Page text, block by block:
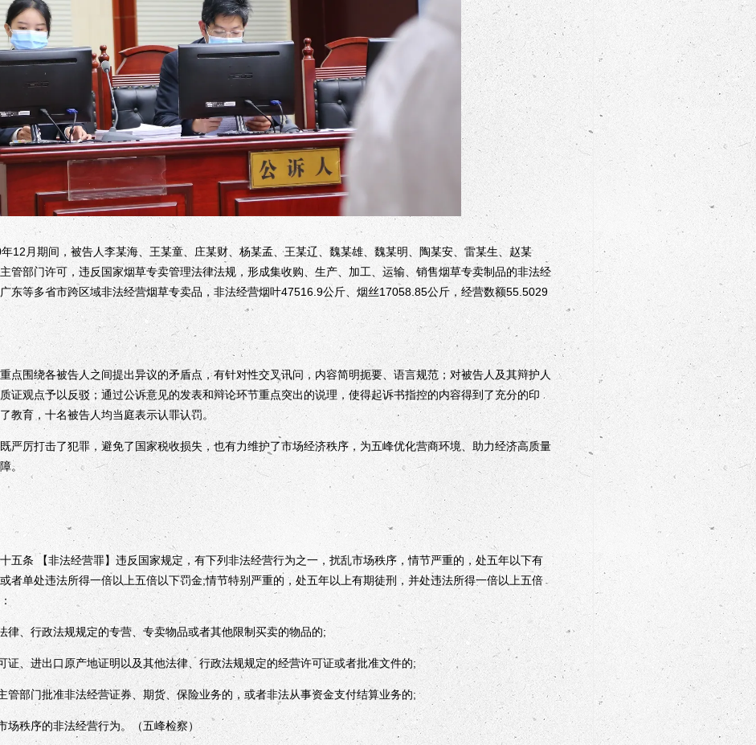
月期间，被告人李某海、王某童、庄某财、杨某孟、王某辽、魏某雄、魏某明、陶某安、雷某生、赵某
管部门许可，违反国家烟草专卖管理法律法规，形成集收购、生产、加工、运输、销售烟草专卖制品的非法经
东等多省市跨区域非法经营烟草专卖品，非法经营烟叶47516.9公斤、烟丝17058.85公斤，经营数额55.5029
围绕各被告人之间提出异议的矛盾点，有针对性交叉讯问，内容简明扼要、语言规范；对被告人及其辩护人
证观点予以反驳；通过公诉意见的发表和辩论环节重点突出的说理，使得起诉书指控的内容得到了充分的印
教育，十名被告人均当庭表示认罪认罚。
厉打击了犯罪，避免了国家税收损失，也有力维护了市场经济秩序，为五峰优化营商环境、助力经济高质量
。
条 【非法经营罪】违反国家规定，有下列非法经营行为之一，扰乱市场秩序，情节严重的，处五年以下有
者单处违法所得一倍以上五倍以下罚金;情节特别严重的，处五年以上有期徒刑，并处违法所得一倍以上五倍
、行政法规规定的专营、专卖物品或者其他限制买卖的物品的;
、进出口原产地证明以及其他法律、行政法规规定的经营许可证或者批准文件的;
门批准非法经营证券、期货、保险业务的，或者非法从事资金支付结算业务的;
秩序的非法经营行为。（五峰检察）